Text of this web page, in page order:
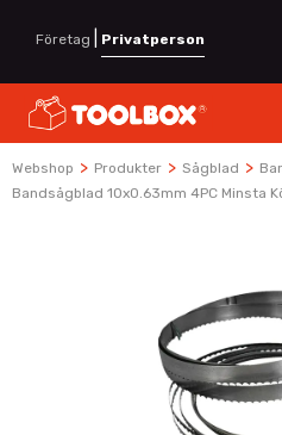
Företag Privatperson
Webshop > Produkter > Sågblad >
Bandsågblad 10x0.63mm 4PC Minsta